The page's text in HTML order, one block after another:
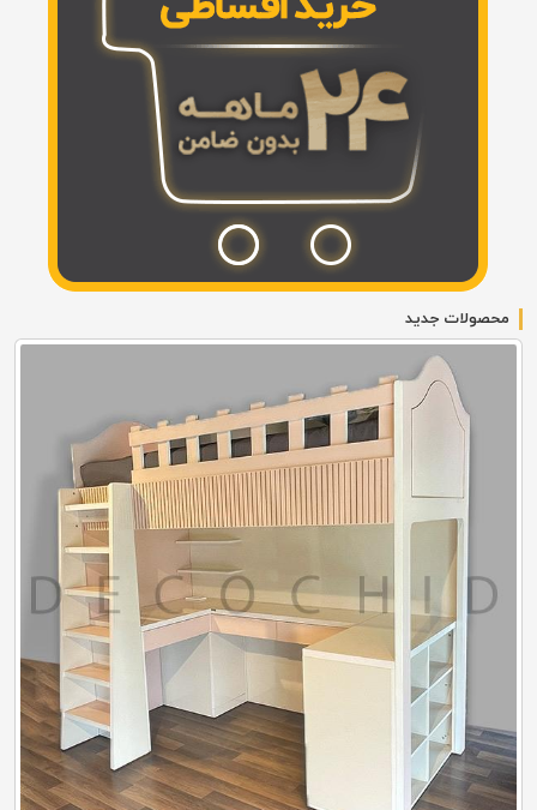
محصولات جدید